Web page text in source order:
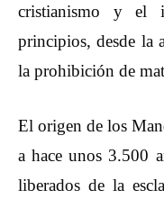
cristianismo y el
principios, desde la
la prohibición de
El origen de los
a hace unos 3.500
liberados de la